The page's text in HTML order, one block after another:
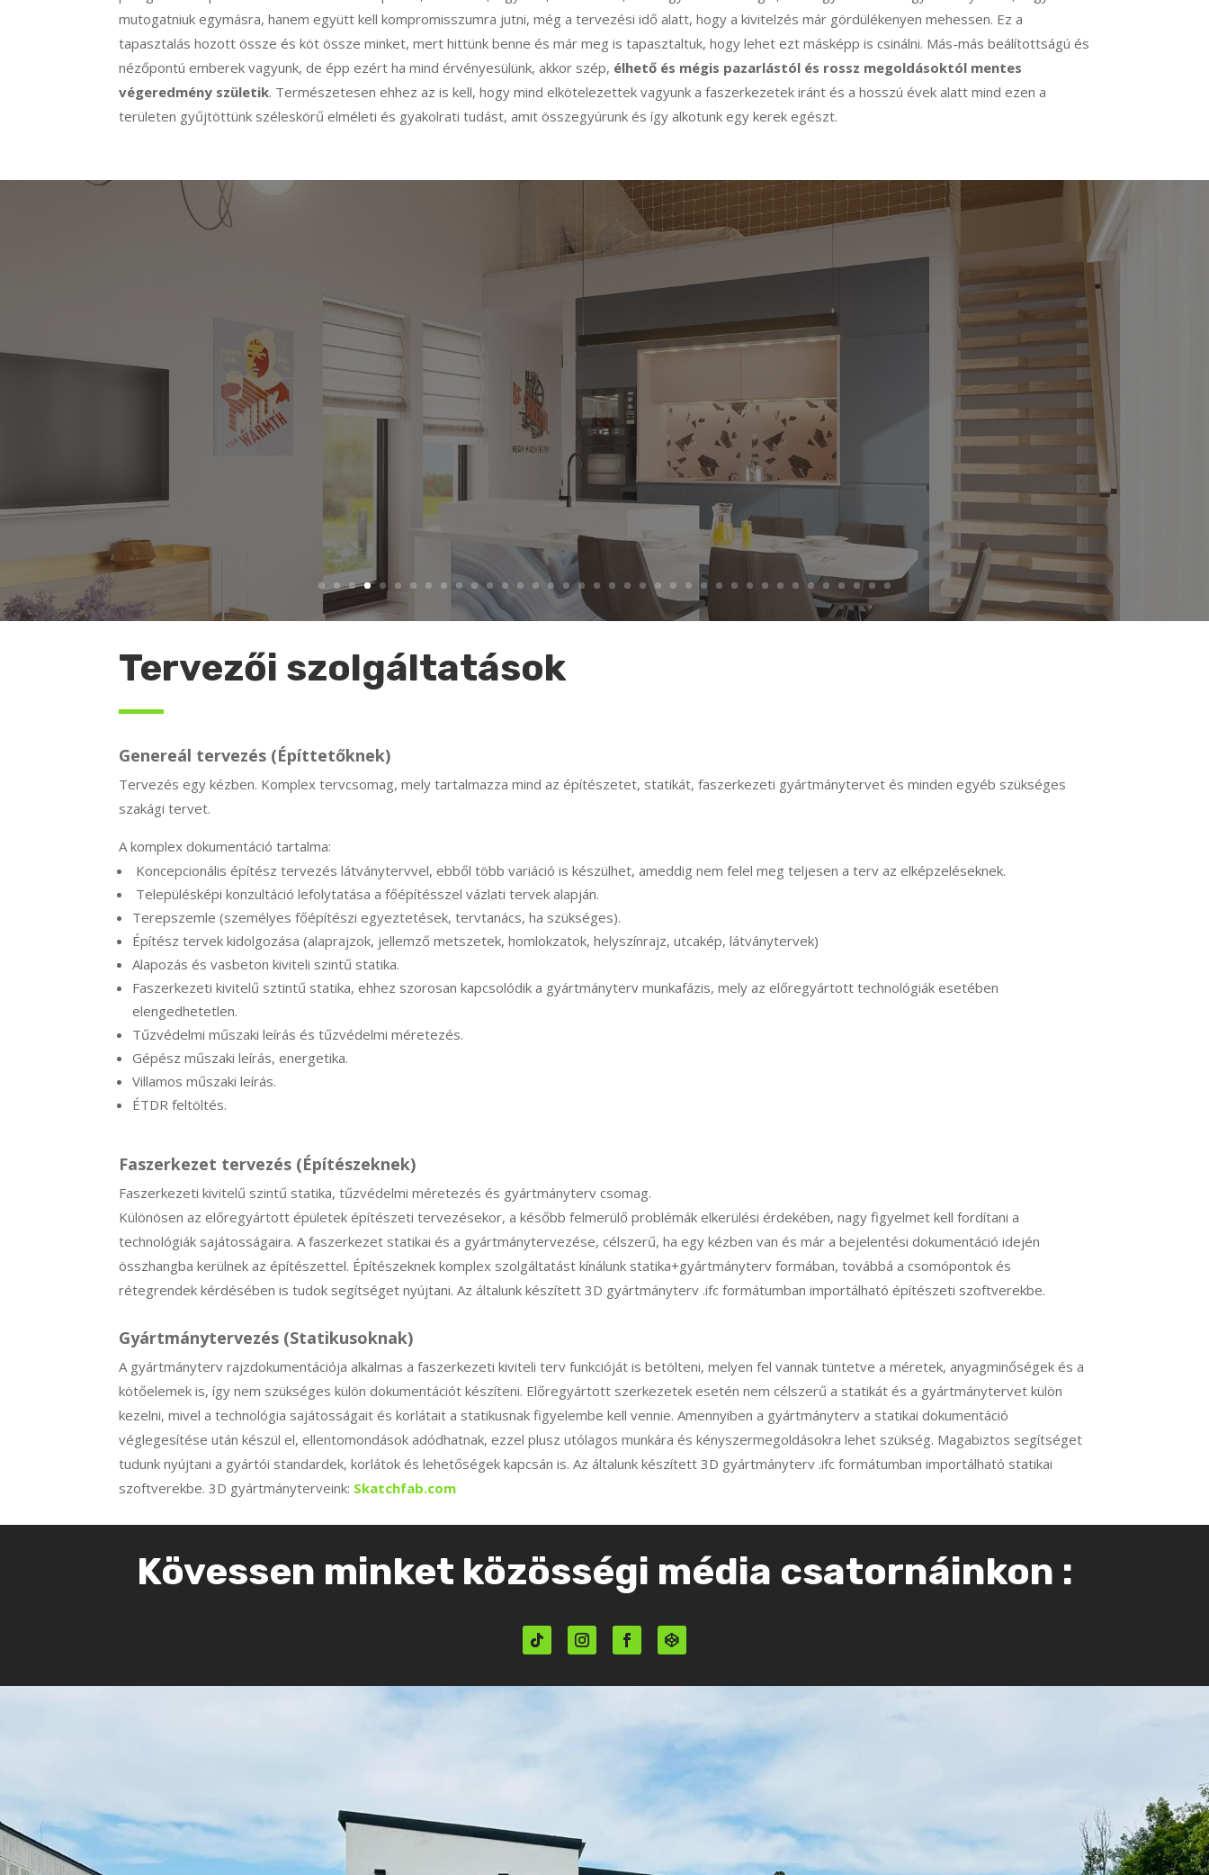
mutogatniuk egymásra, hanem együtt kell kompromisszumra jutni, még a tervezési idő alatt, hogy a kivitelzés már gördülékenyen mehessen. Ez a
tapasztalás hozott össze és köt össze minket, mert hittünk benne és már meg is tapasztaltuk, hogy lehet ezt másképp is csinálni. Más-más beálítottságú és
nézőpontú emberek vagyunk, de épp ezért ha mind érvényesülünk, akkor szép, élhető és mégis pazarlástól és rossz megoldásoktól mentes
végeredmény születik. Természetesen ehhez az is kell, hogy mind elkötelezettek vagyunk a faszerkezetek iránt és a hosszú évek alatt mind ezen a
területen gyűjtöttünk széleskörű elméleti és gyakolrati tudást, amit összegyúrunk és így alkotunk egy kerek egészt.
Tervezői szolgáltatások
Genereál tervezés (Építtetőknek)
Tervezés egy kézben. Komplex tervcsomag, mely tartalmazza mind az építészetet, statikát, faszerkezeti gyártmánytervet és minden egyéb szükséges
szakági tervet.
A komplex dokumentáció tartalma:
Koncepcionális építész tervezés látványtervvel, ebből több variáció is készülhet, ameddig nem felel meg teljesen a terv az elképzeléseknek.
Településképi konzultáció lefolytatása a főépítésszel vázlati tervek alapján.
Terepszemle (személyes főépítészi egyeztetések, tervtanács, ha szükséges).
Építész tervek kidolgozása (alaprajzok, jellemző metszetek, homlokzatok, helyszínrajz, utcakép, látványtervek)
Alapozás és vasbeton kiviteli szintű statika.
Faszerkezeti kivitelű sztintű statika, ehhez szorosan kapcsolódik a gyártmányterv munkafázis, mely az előregyártott technológiák esetében
elengedhetetlen.
Tűzvédelmi műszaki leírás és tűzvédelmi méretezés.
Gépész műszaki leírás, energetika.
Villamos műszaki leírás.
ÉTDR feltöltés.
Faszerkezet tervezés (Építészeknek)
Faszerkezeti kivitelű szintű statika, tűzvédelmi méretezés és gyártmányterv csomag.
Különösen az előregyártott épületek építészeti tervezésekor, a később felmerülő problémák elkerülési érdekében, nagy figyelmet kell fordítani a
technológiák sajátosságaira. A faszerkezet statikai és a gyártmánytervezése, célszerű, ha egy kézben van és már a bejelentési dokumentáció idején
összhangba kerülnek az építészettel. Építészeknek komplex szolgáltatást kínálunk statika+gyártmányterv formában, továbbá a csomópontok és
rétegrendek kérdésében is tudok segítséget nyújtani. Az általunk készített 3D gyártmányterv .ifc formátumban importálható építészeti szoftverekbe.
Gyártmánytervezés (Statikusoknak)
A gyártmányterv rajzdokumentációja alkalmas a faszerkezeti kiviteli terv funkcióját is betölteni, melyen fel vannak tüntetve a méretek, anyagminőségek és a
kötőelemek is, így nem szükséges külön dokumentációt készíteni. Előregyártott szerkezetek esetén nem célszerű a statikát és a gyártmánytervet külön
kezelni, mivel a technológia sajátosságait és korlátait a statikusnak figyelembe kell vennie. Amennyiben a gyártmányterv a statikai dokumentáció
véglegesítése után készül el, ellentomondások adódhatnak, ezzel plusz utólagos munkára és kényszermegoldásokra lehet szükség. Magabiztos segítséget
tudunk nyújtani a gyártói standardek, korlátok és lehetőségek kapcsán is. Az általunk készített 3D gyártmányterv .ifc formátumban importálható statikai
szoftverekbe. 3D gyártmányterveink: Skatchfab.com
Kövessen minket közösségi média csatornáinkon :